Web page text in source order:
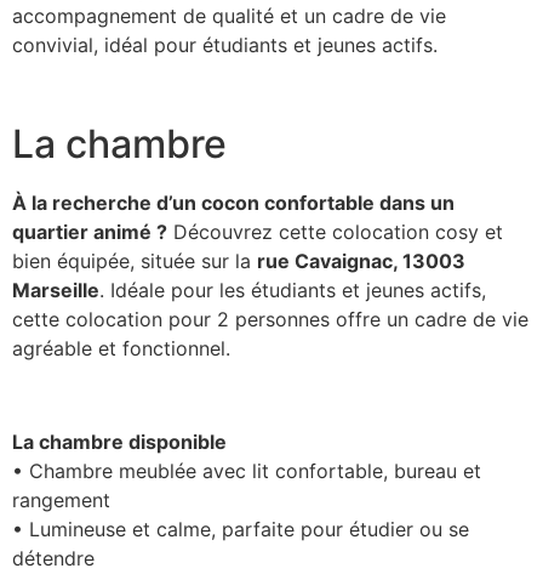
accompagnement de qualité et un cadre de vie
convivial, idéal pour étudiants et jeunes actifs.
La chambre
À la recherche d’un cocon confortable dans un
quartier animé ? Découvrez cette colocation cosy et
bien équipée, située sur la rue Cavaignac, 13003
Marseille. Idéale pour les étudiants et jeunes actifs,
cette colocation pour 2 personnes offre un cadre de vie
agréable et fonctionnel.
La chambre disponible
• Chambre meublée avec lit confortable, bureau et
rangement
• Lumineuse et calme, parfaite pour étudier ou se
détendre